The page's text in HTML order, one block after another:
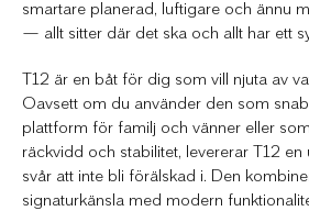
smartare planerad, luftigare och ännu
— allt sitter där det ska och allt har ett
T12 är en båt för dig som vill njuta av
Oavsett om du använder den som
plattform för familj och vänner eller
räckvidd och stabilitet, levererar T12
svår att inte bli förälskad i. Den
signaturkänsla med modern